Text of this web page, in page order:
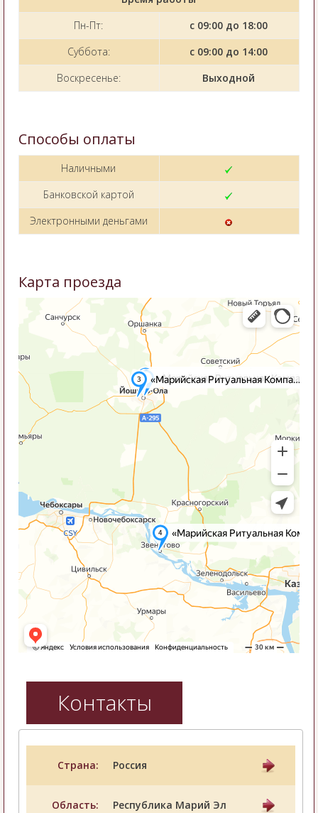
Пн-Пт:
с 09:00 до 18:00
Суббота:
с 09:00 до 14:00
Воскресенье:
Выходной
Способы оплаты
Наличными
Банковской картой
Электронными деньгами
Карта проезда
Контакты
Страна: Россия
Область: Республика Марий Эл